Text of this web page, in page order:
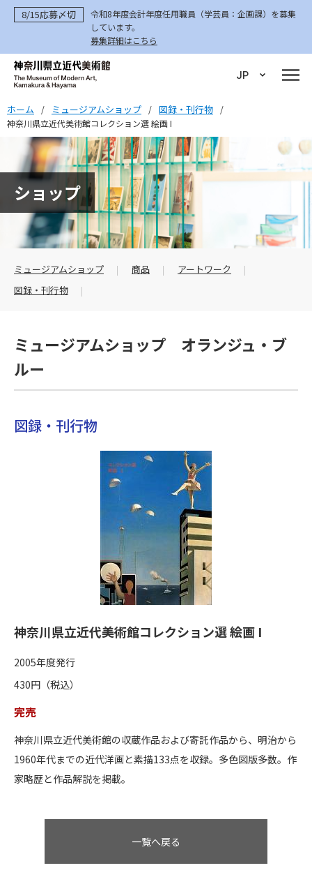
8/15応募〆切
令和8年度会計年度任用職員（学芸員：企画課）を募集
しています。
募集詳細はこちら
JP
ホーム / ミュージアムショップ / 図録・刊行物
/
神奈川県立近代美術館コレクション選 絵画 I
ショップ
ミュージアムショップ 商品
アートワーク
図録・刊行物
ミュージアムショップ オランジュ・ブ
ルー
図録・刊行物
神奈川県立近代美術館コレクション選 絵画 I
2005年度発行
430円（税込）
完売
神奈川県立近代美術館の収蔵作品および寄託作品から、明治から
1960年代までの近代洋画と素描133点を収録。多色図版多数。作
家略歴と作品解説を掲載。
一覧へ戻る